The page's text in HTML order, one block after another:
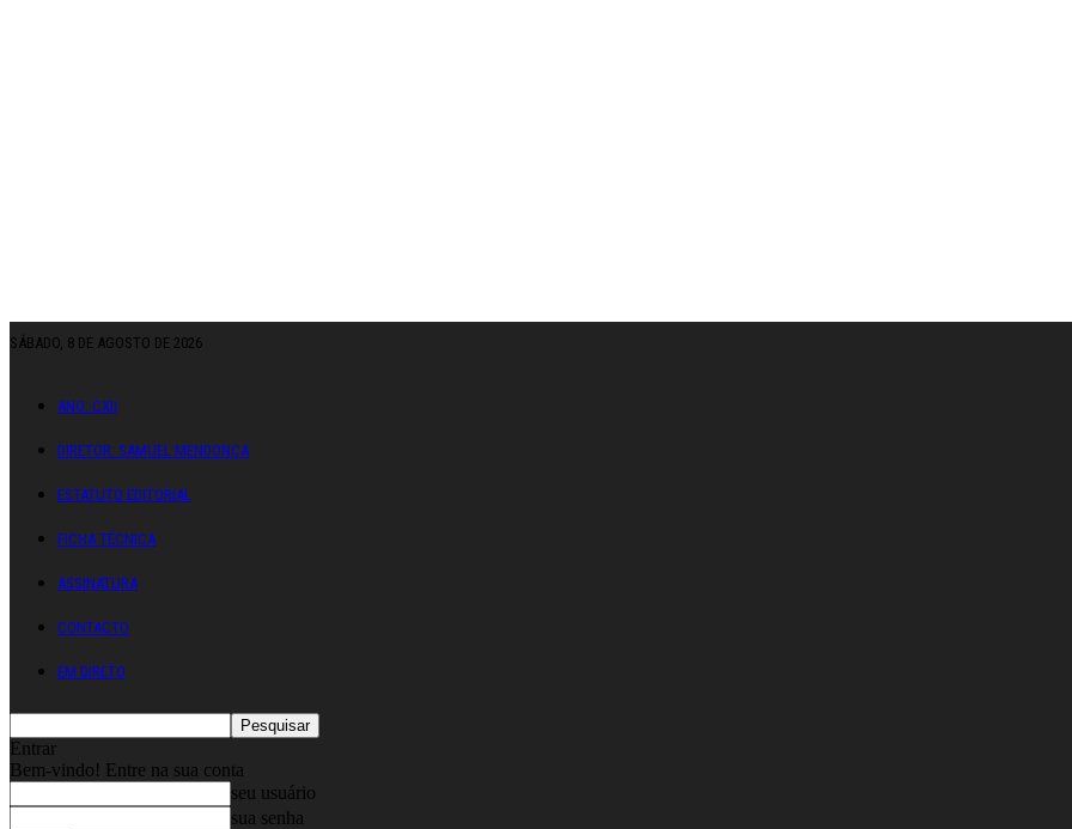
SÁBADO, 8 DE AGOSTO DE 2026
ANO: CXII
DIRETOR: SAMUEL MENDONÇA
ESTATUTO EDITORIAL
FICHA TÉCNICA
ASSINATURA
CONTACTO
EM DIRETO
Entrar
Bem-vindo! Entre na sua conta
seu usuário
sua senha